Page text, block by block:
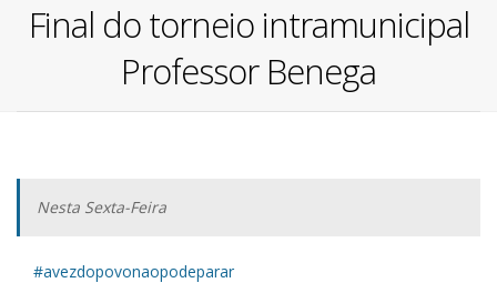
Final do torneio intramunicipal
Professor Benega
Nesta Sexta-Feira
#avezdopovonaopodeparar